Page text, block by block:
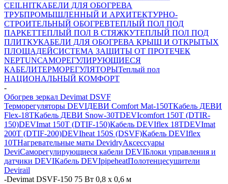
CEILHITКАБЕЛИ ДЛЯ ОБОГРЕВА
ТРУБПРОМЫШЛЕННЫЙ И АРХИТЕКТУРНО-
СТРОИТЕЛЬНЫЙ ОБОГРЕВТЕПЛЫЙ ПОЛ ПОД
ПАРКЕТТЕПЛЫЙ ПОЛ В СТЯЖКУТЕПЛЫЙ ПОЛ ПОД
ПЛИТКУКАБЕЛИ ДЛЯ ОБОГРЕВА КРЫШ И ОТКРЫТЫХ
ПЛОЩАДЕЙСИСТЕМА ЗАЩИТЫ ОТ ПРОТЕЧЕК
NEPTUNСАМОРЕГУЛИРУЮЩИЕСЯ
КАБЕЛИТЕРМОРЕГУЛЯТОРЫТеплый пол
НАЦИОНАЛЬНЫЙ КОМФОРТ
-
Обогрев зеркал Devimat DSVF
Терморегуляторы DEVIДЕВИ Comfort Mat-150TКабель ДЕВИ
Flex-18TКабель ДЕВИ Snow-30TDEVIcomfort 150T (DTIR-
150)DEVImat 150T (DTIF-150)Кабель DEVIflex 18TDEVImat
200T (DTIF-200)DEVIheat 150S (DSVF)Кабель DEVIflex
10TНагревательные маты DevidryАксессуары
DeviСаморегулирующиеся кабели DEVIБлоки управления и
датчики DEVIКабель DEVIpipeheatПолотенцесушители
Devirail
-Devimat DSVF-150 75 Вт 0,8 x 0,6 м